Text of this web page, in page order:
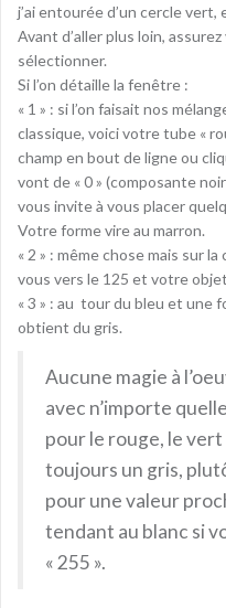
j’ai entourée d’un cercle vert,
Avant d’aller plus loin,
sélectionner.
Si l’on détaille la fenêtre :
« 1 » : si l’on faisait nos
classique, voici votre tube «
champ en bout de ligne ou
vont de « 0 » (composante
vous invite à vous placer
Votre forme vire au marron.
« 2 » : même chose mais sur
vous vers le 125 et votre
« 3 » : au tour du bleu et une
obtient du gris.
Aucune magie à
avec n’importe
pour le rouge, le
toujours un gris,
pour une valeur
tendant au blanc si
« 255 ».